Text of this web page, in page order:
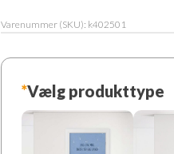
Varenummer (SKU): k402501
*Vælg produkttype